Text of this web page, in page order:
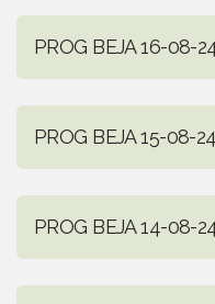
PROG BEJA 16-08-
PROG BEJA 15-08-24
PROG BEJA 14-08-